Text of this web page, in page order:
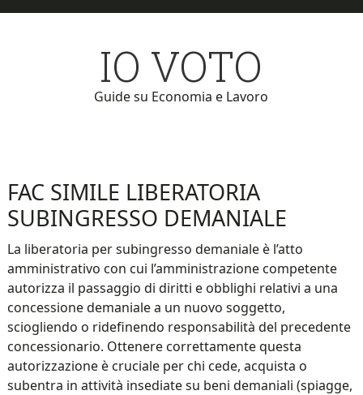
Skip
Skip
IO VOTO
Guide su Economia e Lavoro
FAC SIMILE LIBERATORIA
SUBINGRESSO DEMANIALE​
La liberatoria per subingresso demaniale è l’atto
amministrativo con cui l’amministrazione competente
autorizza il passaggio di diritti e obblighi relativi a una
concessione demaniale a un nuovo soggetto,
sciogliendo o ridefinendo responsabilità del precedente
concessionario. Ottenere correttamente questa
autorizzazione è cruciale per chi cede, acquista o
subentra in attività insediate su beni demaniali (spiagge,